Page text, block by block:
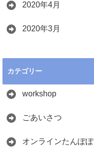
2020年4月
2020年3月
カテゴリー
workshop
ごあいさつ
オンラインたんぽぽ